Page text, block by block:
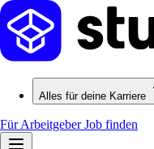
Alles für deine Karriere
Für ArbeitgeberJob finden